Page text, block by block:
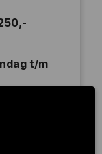
t/m